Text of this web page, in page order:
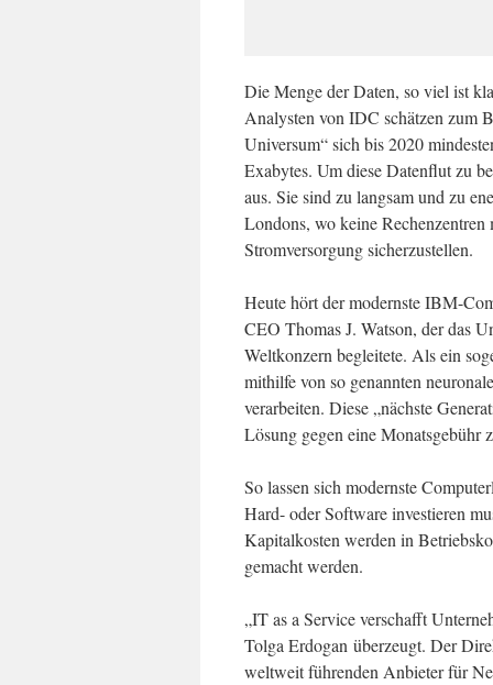
Die Menge der Daten, so viel ist
Analysten von IDC schätzen zum
Universum“ sich bis 2020
Exabytes. Um diese Datenflut zu
aus. Sie sind zu langsam und zu
Londons, wo keine
Stromversorgung sicherzustellen.
Heute hört der modernste IBM-
CEO Thomas J. Watson, der das
Weltkonzern begleitete. Als ein
mithilfe von so genannten
verarbeiten. Diese „nächste
Lösung gegen eine Monatsgebühr
So lassen sich modernste
Hard- oder Software investieren
Kapitalkosten werden in
gemacht werden.
„IT as a Service verschafft
Tolga Erdogan überzeugt. Der
weltweit führenden Anbieter für